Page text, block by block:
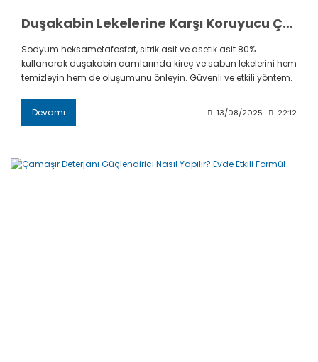
Duşakabin Lekelerine Karşı Koruyucu Çözüm – Sodyum Heksametafosfat
Sodyum heksametafosfat, sitrik asit ve asetik asit 80%
kullanarak duşakabin camlarında kireç ve sabun lekelerini hem
temizleyin hem de oluşumunu önleyin. Güvenli ve etkili yöntem.
Devamı 13/08/2025 22:12